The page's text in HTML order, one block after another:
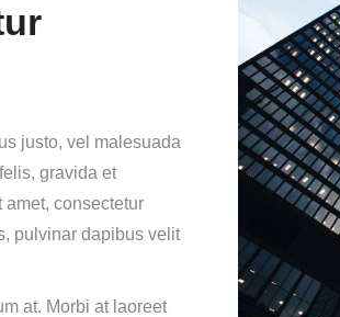
justo, vel malesuada
gravida et
consectetur
pulvinar dapibus velit
at. Morbi at laoreet